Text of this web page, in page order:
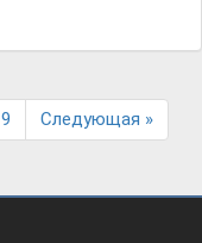
Следующая »Next